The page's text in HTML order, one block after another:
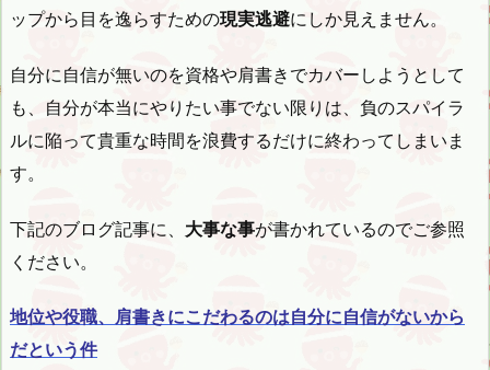
ップから目を逸らすための現実逃避にしか見えません。
自分に自信が無いのを資格や肩書きでカバーしようとして
も、自分が本当にやりたい事でない限りは、負のスパイラ
ルに陥って貴重な時間を浪費するだけに終わってしまいま
す。
下記のブログ記事に、 大事な事が書かれているのでご参照
ください。
地位や役職、肩書きにこだわるのは自分に自信がないから
だという件